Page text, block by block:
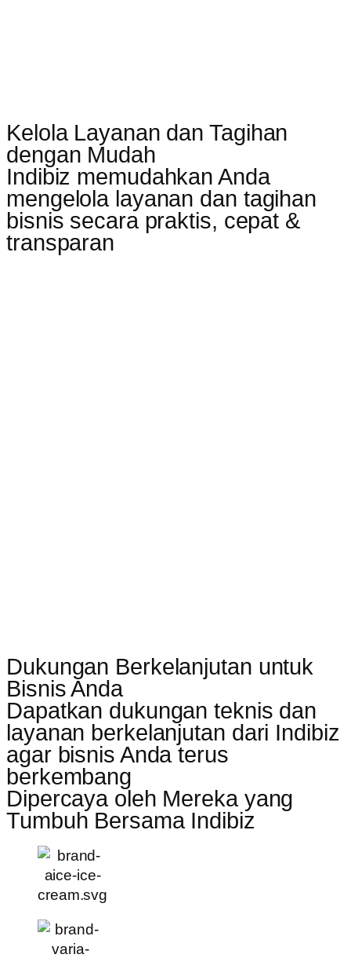
Kelola Layanan dan Tagihan
dengan Mudah
Indibiz memudahkan Anda
mengelola layanan dan tagihan
bisnis secara praktis, cepat &
transparan
Dukungan Berkelanjutan untuk
Bisnis Anda
Dapatkan dukungan teknis dan
layanan berkelanjutan dari Indibiz
agar bisnis Anda terus
berkembang
Dipercaya oleh Mereka yang
Tumbuh Bersama Indibiz